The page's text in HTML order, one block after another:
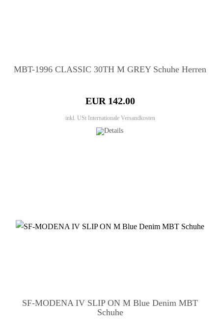
MBT-1996 CLASSIC 30TH M GREY Schuhe Herren
EUR 142.00
inkl. USt Internationale Versandkosten
SF-MODENA IV SLIP ON M Blue Denim MBT
Schuhe